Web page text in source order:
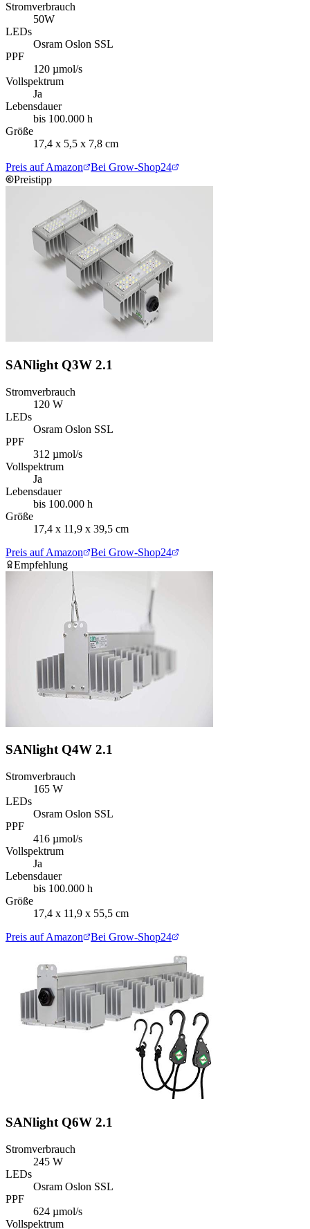
Stromverbrauch
50W
LEDs
Osram Oslon SSL
PPF
120 µmol/s
Vollspektrum
Ja
Lebensdauer
bis 100.000 h
Größe
17,4 x 5,5 x 7,8 cm
Preis auf Amazon
Bei Grow-Shop24
Preistipp
SANlight Q3W 2.1
Stromverbrauch
120 W
LEDs
Osram Oslon SSL
PPF
312 µmol/s
Vollspektrum
Ja
Lebensdauer
bis 100.000 h
Größe
17,4 x 11,9 x 39,5 cm
Preis auf Amazon
Bei Grow-Shop24
Empfehlung
SANlight Q4W 2.1
Stromverbrauch
165 W
LEDs
Osram Oslon SSL
PPF
416 µmol/s
Vollspektrum
Ja
Lebensdauer
bis 100.000 h
Größe
17,4 x 11,9 x 55,5 cm
Preis auf Amazon
Bei Grow-Shop24
SANlight Q6W 2.1
Stromverbrauch
245 W
LEDs
Osram Oslon SSL
PPF
624 µmol/s
Vollspektrum